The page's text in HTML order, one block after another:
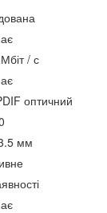
/ с
оптичний
мм